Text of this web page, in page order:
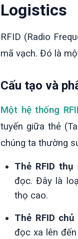
Logistics
RFID (Radio
mã vạch. Đó là
Cấu tạo và
Một hệ thống
tuyến giữa thẻ
chúng ta thường
Thẻ RFID thụ
đọc. Đây là
thọ cao.
Thẻ RFID
đọc xa lên